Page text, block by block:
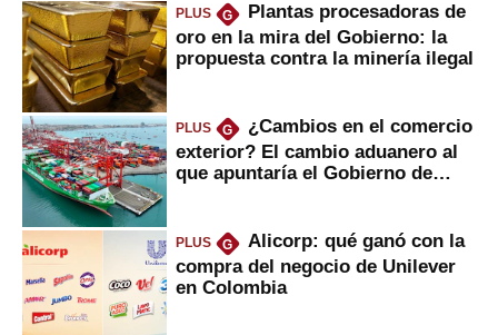
PLUS G
Plantas procesadoras de
oro en la mira del Gobierno: la
propuesta contra la minería ilegal
PLUS G
¿Cambios en el comercio
exterior? El cambio aduanero al
que apuntaría el Gobierno de
PLUS G
Alicorp: qué ganó con la
compra del negocio de Unilever
en Colombia